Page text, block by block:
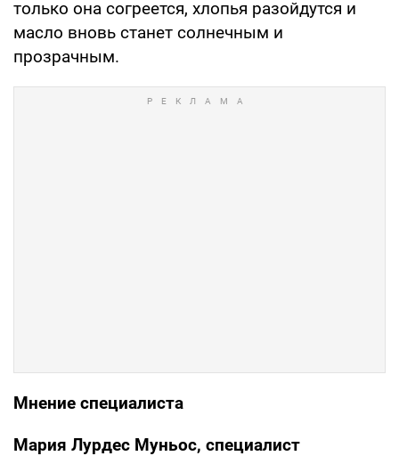
только она согреется, хлопья разойдутся и
масло вновь станет солнечным и
прозрачным.
Мнение специалиста
Мария Лурдес Муньос, специалист